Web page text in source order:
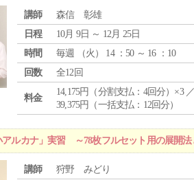
講師
森信 彰雄
日程
10月 9日 ～ 12月 25日
時間
毎週 （火 ） 14 ：50 ～ 16 ：10
回数
全12回
料金
14,175円（分割支払：4回分）×3
39,375円（一括支払：12回分）
ルカナ」実習 ～78枚フルセット用の展開法
講師
狩野 みどり